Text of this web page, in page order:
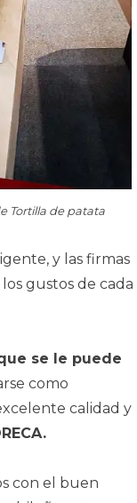
Tortilla de patata
y las firmas
gustos de cada
se le puede
como
calidad y
con el buen